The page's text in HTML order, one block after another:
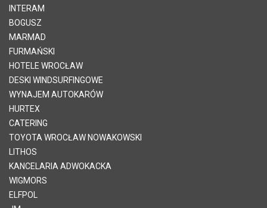
INTERAM
BOGUSZ
MARMAD
FURMAŃSKI
HOTELE WROCŁAW
DESKI WINDSURFINGOWE
WYNAJEM AUTOKARÓW
HURTEX
CATERING
TOYOTA WROCŁAW NOWAKOWSKI
LITHOS
KANCELARIA ADWOKACKA
WIGMORS
ELFPOL